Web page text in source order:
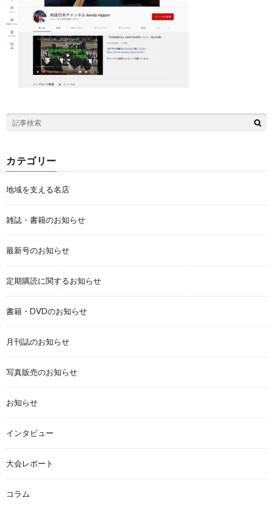
カテゴリー
地域を支える名店
雑誌・書籍のお知らせ
最新号のお知らせ
定期購読に関するお知らせ
書籍・DVDのお知らせ
月刊誌のお知らせ
写真販売のお知らせ
お知らせ
インタビュー
大会レポート
コラム